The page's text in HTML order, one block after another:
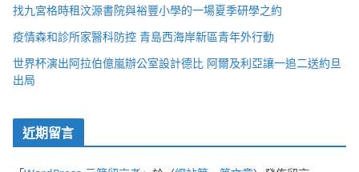
找九宮格時租汶源書院與裕豐小學的一場夏季研學之約
疫情森和診所家醫科防控 青島西海岸新區青年外行動
世界杯演出阿拉伯億嵐辦公室設計德比 阿爾及利亞讓一追二送約旦
出局
近期留言